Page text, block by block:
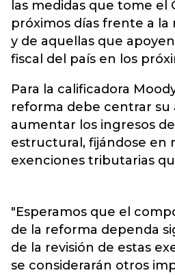
las medidas que tome el
próximos días frente a
y de aquellas que
fiscal del país en los
Para la calificadora
reforma debe centrar su
aumentar los ingresos
estructural, fijándose en
exenciones tributarias
"Esperamos que el
de la reforma dependa
de la revisión de estas
se considerarán otros